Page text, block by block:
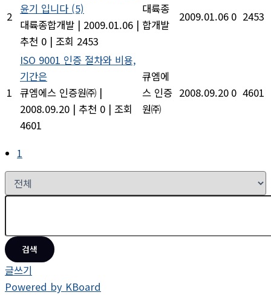
2
윤기 입니다 (5)
대륙종합개발 | 2009.01.06 |
추천 0 | 조회 2453
대륙종
합개발
2009.01.06 0 2453
1
ISO 9001 인증 절차와 비용,
기간은
큐엠에스 인증원㈜ |
2008.09.20 | 추천 0 | 조회
4601
큐엠에
스 인증
원㈜
2008.09.20 0 4601
1
검색
글쓰기
Powered by KBoard